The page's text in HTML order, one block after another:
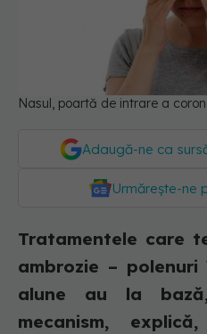
Nasul, poartă de intrare a
Adaugă-ne ca
Urmărește-ne
Tratamentele care
ambrozie –
alune au la
mecanism,